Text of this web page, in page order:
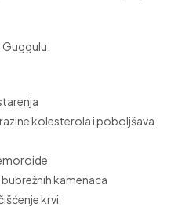
kolesterola i poboljšava
kamenaca
krvi